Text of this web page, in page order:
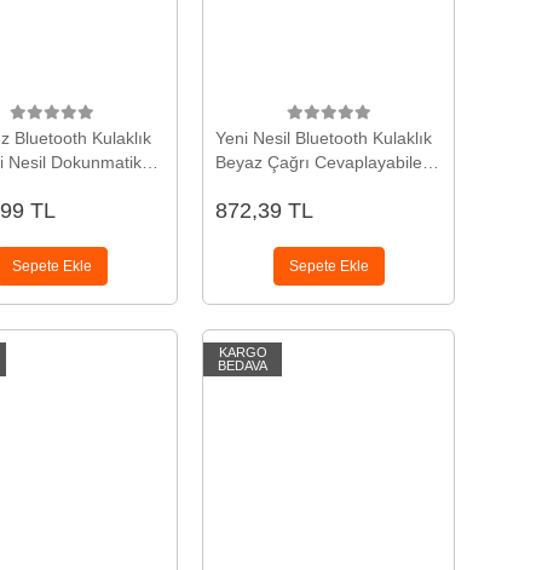
Bluetooth Kulaklık
Nesil Dokunmatik
TL
Sepete Ekle
Yeni Nesil Bluetooth Kulaklık
Beyaz Çağrı Cevaplayabilen
872,39 TL
Sepete Ekle
KARGO
BEDAVA